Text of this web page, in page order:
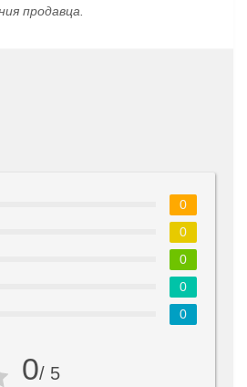
продавца.
0/ 5
0
0
0
0
0